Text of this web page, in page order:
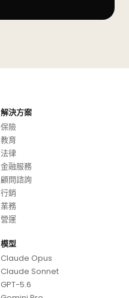
解決方案
保險
教育
法律
金融服務
顧問諮詢
行銷
業務
營運
模型
Claude Opus
Claude Sonnet
GPT-5.6